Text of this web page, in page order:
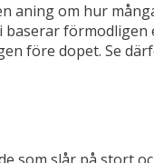
om hur
före dopet. Se